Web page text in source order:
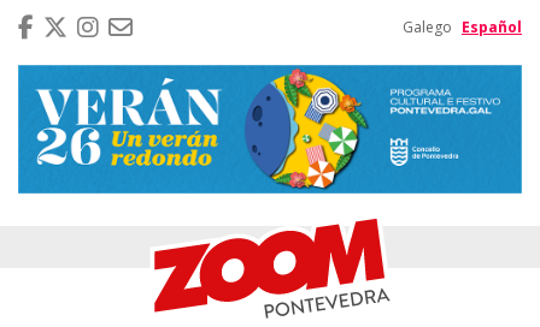
Galego Español